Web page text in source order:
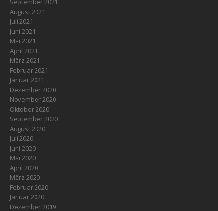
August 2021
Juli 2021
Juni 2021
Mai 2021
April 2021
März 2021
Februar 2021
Januar 2021
Dezember 2020
November 2020
Oktober 2020
September 2020
August 2020
Juli 2020
Juni 2020
Mai 2020
April 2020
März 2020
Februar 2020
Januar 2020
Dezember 2019